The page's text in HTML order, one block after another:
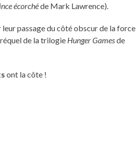
écorchéde Mark Lawrence).
passage du côté obscur de la force
de la trilogie Hunger Gamesde
ont la côte !